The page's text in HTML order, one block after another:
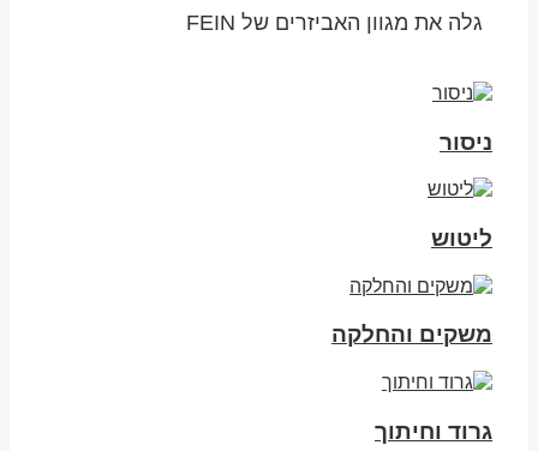
גלה את מגוון האביזרים של FEIN
ניסור
ליטוש
משקים והחלקה
גרוד וחיתוך